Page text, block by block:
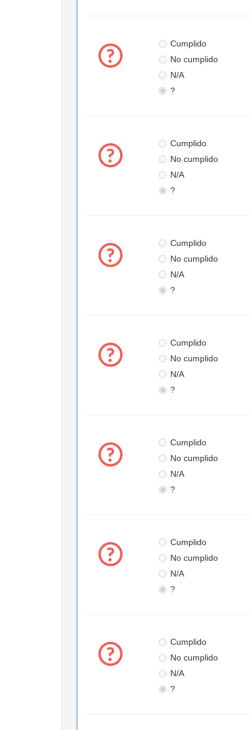
Cumplido
No cumplido
N/A
?
Cumplido
No cumplido
N/A
?
Cumplido
No cumplido
N/A
?
Cumplido
No cumplido
N/A
?
Cumplido
No cumplido
N/A
?
Cumplido
No cumplido
N/A
?
Cumplido
No cumplido
N/A
?